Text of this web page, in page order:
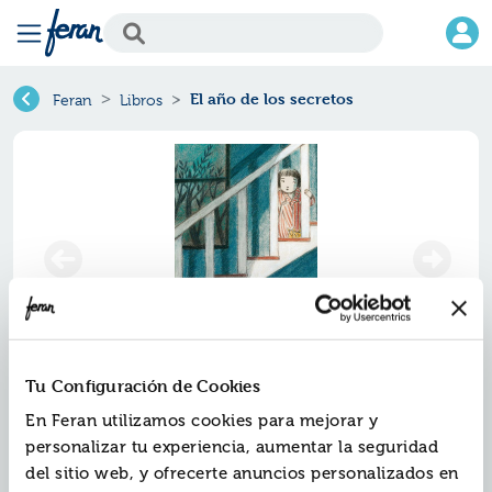
Tu Configuración de Cookies
En Feran utilizamos cookies para mejorar y
personalizar tu experiencia, aumentar la seguridad
del sitio web, y ofrecerte anuncios personalizados en
Feran Libros El año de los secretos
Ref.ZED-V088
ISBN:9788426386816